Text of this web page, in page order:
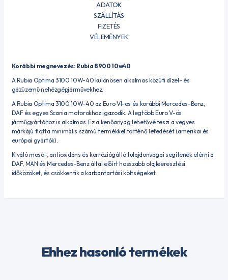
ADATOK
SZÁLLÍTÁS
FIZETÉS
VÉLEMÉNYEK
Korábbi megnevezés: Rubia 8900 10w40
A Rubia Optima 3100 10W-40 különösen alkalmas közúti dízel- és
gázüzemű nehézgépjárművekhez.
A Rubia Optima 3100 10W-40 az Euro VI-os és korábbi Mercedes-Benz,
DAF és egyes Scania motorokhoz igazodik. A legtöbb Euro V-ös
járműgyártóhoz is alkalmas. Ez a kenőanyag lehetővé teszi a vegyes
márkájú flotta minimális számú termékkel történő lefedését (amerikai és
európai gyártók).
Kiváló mosó-, antioxidáns és korróziógátló tulajdonságai segítenek elérni a
DAF, MAN és Mercedes-Benz által előírt hosszabb olajleeresztési
időközöket, és csökkentik a karbantartási költségeket.
Ehhez hasonló termékek